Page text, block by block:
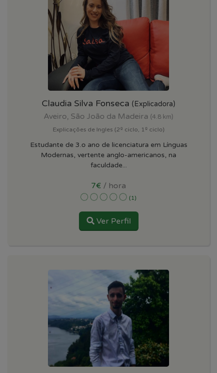
Claudia Silva Fonseca (Explicadora)
Aveiro, São João da Madeira (4.8 km)
Explicações de Ingles (2º ciclo, 1º ciclo)
Estudante de 3.o ano de licenciatura em Línguas
Modernas, vertente anglo-americanos, na
faculdade...
7€ / hora
(1)
Ver Perfil